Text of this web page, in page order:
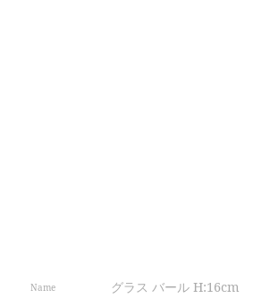
Name グラス バール H:16cm